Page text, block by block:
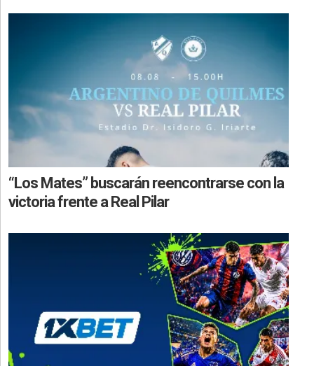
“Los Mates” buscarán reencontrarse con la
victoria frente a Real Pilar